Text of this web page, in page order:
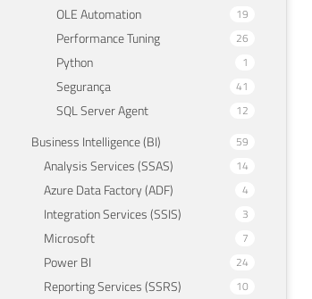
OLE Automation 19
Performance Tuning 26
Python 1
Segurança 41
SQL Server Agent 12
Business Intelligence (BI) 59
Analysis Services (SSAS) 14
Azure Data Factory (ADF) 4
Integration Services (SSIS) 3
Microsoft 7
Power BI 24
Reporting Services (SSRS) 10